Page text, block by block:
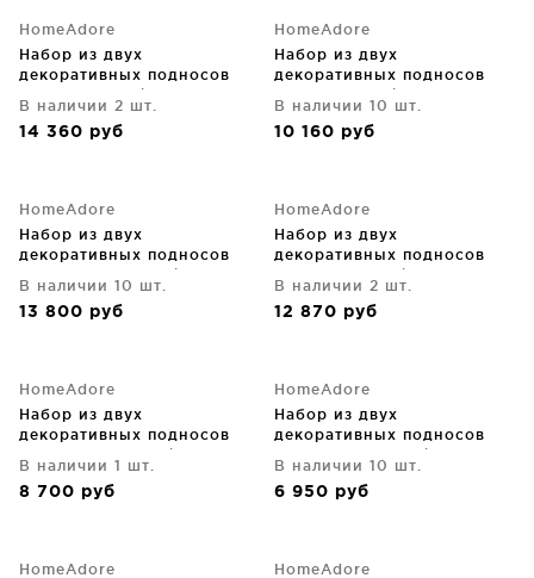
HomeAdore
Набор из двух
декоративных подносов
Idun 51X33X5 / 42X26X5 CM
В наличии 2 шт.
14 360 руб
HomeAdore
Набор из двух
декоративных подносов
Iva 56X48X9 / 50X42X9 CM
В наличии 10 шт.
10 160 руб
HomeAdore
Набор из двух
декоративных подносов
Izabela 40X40X5 / 35X35X5
CM
В наличии 10 шт.
13 800 руб
HomeAdore
Набор из двух
декоративных подносов
Jarl 40X40X4 / 34X34X4
CM
В наличии 2 шт.
12 870 руб
HomeAdore
Набор из двух
декоративных подносов
Justina 48X36X5 / 46X30X5
CM
В наличии 1 шт.
8 700 руб
HomeAdore
Набор из двух
декоративных подносов
Maroco 55X29X7 / 49X25X6
CM
В наличии 10 шт.
6 950 руб
HomeAdore
HomeAdore